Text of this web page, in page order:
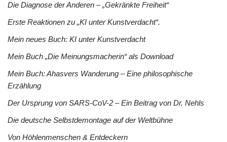
Die Diagnose der Anderen – „Gekränkte Freiheit“
Erste Reaktionen zu „KI unter Kunstverdacht“.
Mein neues Buch: KI unter Kunstverdacht
Mein Buch „Die Meinungsmacherin“ als Download
Mein Buch: Ahasvers Wanderung – Eine philosophische
Erzählung
Der Ursprung von SARS-CoV-2 – Ein Beitrag von Dr. Nehls
Die deutsche Selbstdemontage auf der Weltbühne
Von Höhlenmenschen & Entdeckern